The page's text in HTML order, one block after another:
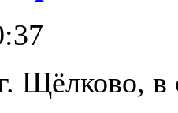
г. Щёлково,